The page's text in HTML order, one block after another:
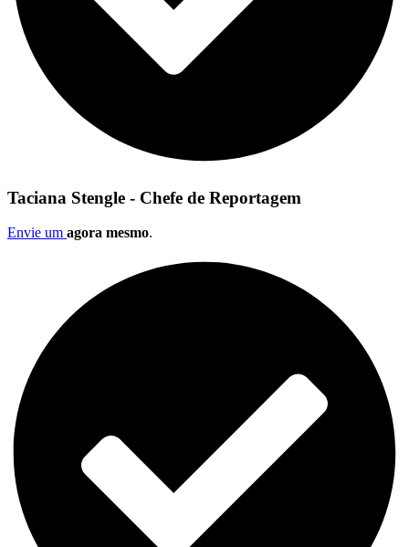
Taciana Stengle - Chefe de Reportagem
Envie um agora mesmo.